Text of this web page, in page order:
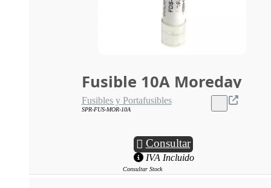
Fusible 10A Moreday
Fusibles y Portafusibles
SPR-FUS-MOR-10A
Consultar
IVA Incluido
Consultar Stock